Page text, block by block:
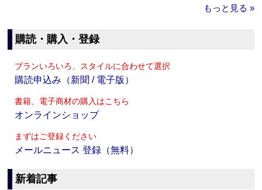
もっと見る »
購読・購入・登録
プランいろいろ、スタイルに合わせて選択
購読申込み（新聞 / 電子版）
書籍、電子商材の購入はこちら
オンラインショップ
まずはご登録ください
メールニュース 登録（無料）
新着記事